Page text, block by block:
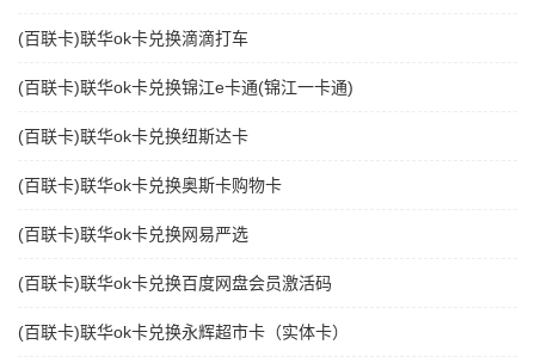
(百联卡)联华ok卡兑换滴滴打车
(百联卡)联华ok卡兑换锦江e卡通(锦江一卡通)
(百联卡)联华ok卡兑换纽斯达卡
(百联卡)联华ok卡兑换奥斯卡购物卡
(百联卡)联华ok卡兑换网易严选
(百联卡)联华ok卡兑换百度网盘会员激活码
(百联卡)联华ok卡兑换永辉超市卡（实体卡）